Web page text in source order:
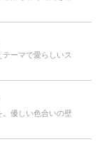
ーマで愛らしいス
。優しい色合いの壁